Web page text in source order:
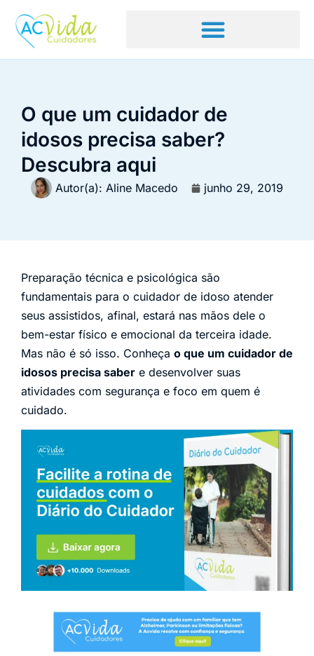
O que um cuidador de
idosos precisa saber?
Descubra aqui
Autor(a): Aline Macedo junho 29, 2019
Preparação técnica e psicológica são
fundamentais para o cuidador de idoso atender
seus assistidos, afinal, estará nas mãos dele o
bem-estar físico e emocional da terceira idade.
Mas não é só isso. Conheça o que um cuidador de
idosos precisa saber e desenvolver suas
atividades com segurança e foco em quem é
cuidado.